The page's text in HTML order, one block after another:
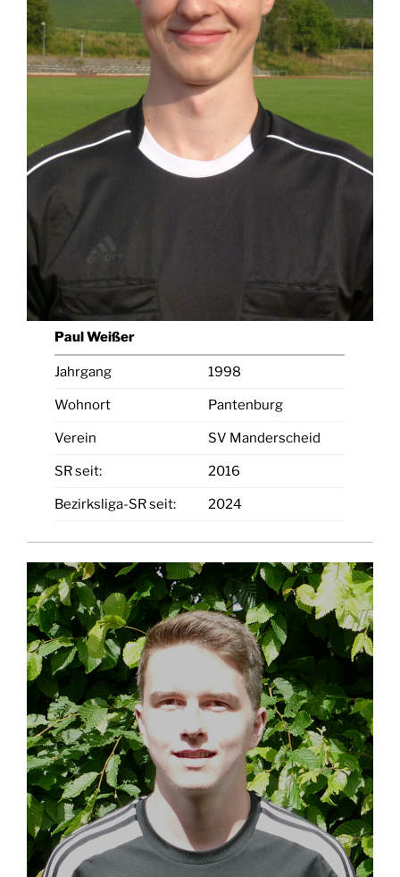
Paul Weißer
Jahrgang 1998
Wohnort Pantenburg
Verein SV Manderscheid
SR seit: 2016
Bezirksliga-SR seit: 2024